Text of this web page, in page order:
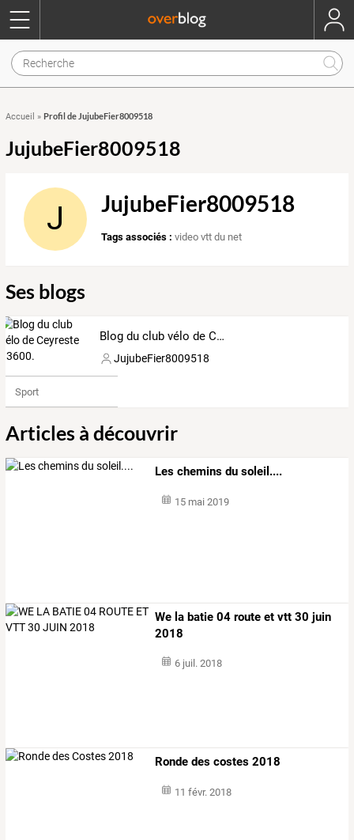
Accueil » Profil de JujubeFier8009518
JujubeFier8009518
J JujubeFier8009518
Tags associés : video vtt du net
Ses blogs
Blog du club vélo de Ceyreste 13600.
JujubeFier8009518
Sport
Articles à découvrir
Les chemins du soleil....
15 mai 2019
We la batie 04 route et vtt 30 juin
2018
6 juil. 2018
Ronde des costes 2018
11 févr. 2018